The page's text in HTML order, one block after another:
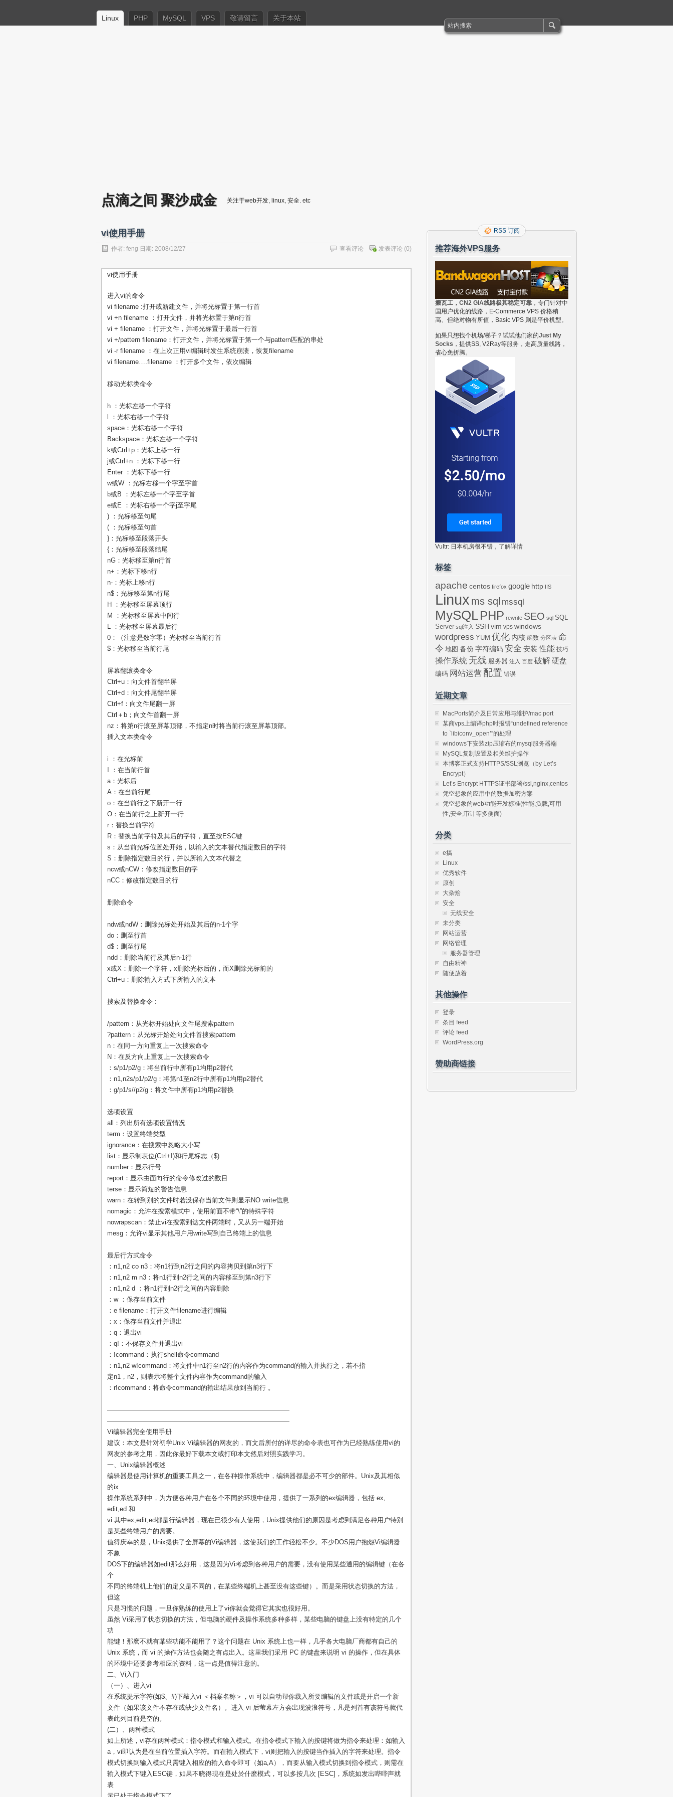
Linux PHP MySQL VPS 敬请留言 关于本站
点滴之间 聚沙成金 关注于web开发, linux, 安全. etc
vi使用手册
作者: feng 日期: 2008/12/27 发表评论 (0)
查看评论
vi使用手册
进入vi的命令
vi filename :打开或新建文件，并将光标置于第一行首
vi +n filename ：打开文件，并将光标置于第n行首
vi + filename ：打开文件，并将光标置于最后一行首
vi +/pattern filename：打开文件，并将光标置于第一个与pattern匹配的串处
vi -r filename ：在上次正用vi编辑时发生系统崩溃，恢复filename
vi filename….filename ：打开多个文件，依次编辑
移动光标类命令
h ：光标左移一个字符
l ：光标右移一个字符
space：光标右移一个字符
Backspace：光标左移一个字符
k或Ctrl+p：光标上移一行
j或Ctrl+n ：光标下移一行
Enter ：光标下移一行
w或W ：光标右移一个字至字首
b或B ：光标左移一个字至字首
e或E ：光标右移一个字j至字尾
) ：光标移至句尾
( ：光标移至句首
}：光标移至段落开头
{：光标移至段落结尾
nG：光标移至第n行首
n+：光标下移n行
n-：光标上移n行
n$：光标移至第n行尾
H ：光标移至屏幕顶行
M ：光标移至屏幕中间行
L ：光标移至屏幕最后行
0：（注意是数字零）光标移至当前行首
$：光标移至当前行尾
屏幕翻滚类命令
Ctrl+u：向文件首翻半屏
Ctrl+d：向文件尾翻半屏
Ctrl+f：向文件尾翻一屏
Ctrl＋b；向文件首翻一屏
nz：将第n行滚至屏幕顶部，不指定n时将当前行滚至屏幕顶部。
插入文本类命令
i ：在光标前
I ：在当前行首
a：光标后
A：在当前行尾
o：在当前行之下新开一行
O：在当前行之上新开一行
r：替换当前字符
R：替换当前字符及其后的字符，直至按ESC键
s：从当前光标位置处开始，以输入的文本替代指定数目的字符
S：删除指定数目的行，并以所输入文本代替之
ncw或nCW：修改指定数目的字
nCC：修改指定数目的行
删除命令
ndw或ndW：删除光标处开始及其后的n-1个字
do：删至行首
d$：删至行尾
ndd：删除当前行及其后n-1行
x或X：删除一个字符，x删除光标后的，而X删除光标前的
Ctrl+u：删除输入方式下所输入的文本
搜索及替换命令 :
/pattern：从光标开始处向文件尾搜索pattern
?pattern：从光标开始处向文件首搜索pattern
n：在同一方向重复上一次搜索命令
N：在反方向上重复上一次搜索命令
：s/p1/p2/g：将当前行中所有p1均用p2替代
：n1,n2s/p1/p2/g：将第n1至n2行中所有p1均用p2替代
：g/p1/s//p2/g：将文件中所有p1均用p2替换
选项设置
all：列出所有选项设置情况
term：设置终端类型
ignorance：在搜索中忽略大小写
list：显示制表位(Ctrl+I)和行尾标志（$)
number：显示行号
report：显示由面向行的命令修改过的数目
terse：显示简短的警告信息
warn：在转到别的文件时若没保存当前文件则显示NO write信息
nomagic：允许在搜索模式中，使用前面不带“\”的特殊字符
nowrapscan：禁止vi在搜索到达文件两端时，又从另一端开始
mesg：允许vi显示其他用户用write写到自己终端上的信息
最后行方式命令
：n1,n2 co n3：将n1行到n2行之间的内容拷贝到第n3行下
：n1,n2 m n3：将n1行到n2行之间的内容移至到第n3行下
：n1,n2 d ：将n1行到n2行之间的内容删除
：w ：保存当前文件
：e filename：打开文件filename进行编辑
：x：保存当前文件并退出
：q：退出vi
：q!：不保存文件并退出vi
：!command：执行shell命令command
：n1,n2 w!command：将文件中n1行至n2行的内容作为command的输入并执行之，若不指
定n1，n2，则表示将整个文件内容作为command的输入
：r!command：将命令command的输出结果放到当前行 。
————————————————————————————
————————————————————————————
Vi编辑器完全使用手册
建议：本文是针对初学Unix Vi编辑器的网友的，而文后所付的详尽的命令表也可作为已经熟练使用vi的
网友的参考之用，因此你最好下载本文或打印本文然后对照实践学习。
一、Unix编辑器概述
编辑器是使用计算机的重要工具之一，在各种操作系统中，编辑器都是必不可少的部件。Unix及其相似
的ix
操作系统系列中，为方便各种用户在各个不同的环境中使用，提供了一系列的ex编辑器，包括 ex,
edit,ed 和
vi.其中ex,edit,ed都是行编辑器，现在已很少有人使用，Unix提供他们的原因是考虑到满足各种用户特别
是某些终端用户的需要。
值得庆幸的是，Unix提供了全屏幕的Vi编辑器，这使我们的工作轻松不少。不少DOS用户抱怨Vi编辑器
不象
DOS下的编辑器如edit那么好用，这是因为Vi考虑到各种用户的需要，没有使用某些通用的编辑键（在各
个
不同的终端机上他们的定义是不同的，在某些终端机上甚至没有这些键）。而是采用状态切换的方法，
但这
只是习惯的问题，一旦你熟练的使用上了vi你就会觉得它其实也很好用。
虽然 Vi采用了状态切换的方法，但电脑的硬件及操作系统多种多样，某些电脑的键盘上没有特定的几个
功
能键！那麽不就有某些功能不能用了？这个问题在 Unix 系统上也一样，几乎各大电脑厂商都有自己的
Unix 系统，而 vi 的操作方法也会随之有点出入。这里我们采用 PC 的键盘来说明 vi 的操作，但在具体
的环境中还要参考相应的资料，这一点是值得注意的。
二、Vi入门
（一）、进入vi
在系统提示字符(如$、#)下敲入vi ＜档案名称＞，vi 可以自动帮你载入所要编辑的文件或是开启一个新
文件（如果该文件不存在或缺少文件名）。进入 vi 后萤幕左方会出现波浪符号，凡是列首有该符号就代
表此列目前是空的。
(二）、两种模式
如上所述，vi存在两种模式：指令模式和输入模式。在指令模式下输入的按键将做为指令来处理：如输入
a，vi即认为是在当前位置插入字符。而在输入模式下，vi则把输入的按键当作插入的字符来处理。指令
模式切换到输入模式只需键入相应的输入命令即可（如a,A），而要从输入模式切换到指令模式，则需在
输入模式下键入ESC键，如果不晓得现在是处於什麽模式，可以多按几次 [ESC]，系统如发出哔哔声就
表
RSS 订阅
推荐海外VPS服务
搬瓦工，CN2 GIA线路极其稳定可靠 ，专门针对中
国用户优化的线路，E-Commerce VPS 价格稍
高、但绝对物有所值，Basic VPS 则是平价机型。
如果只想找个机场/梯子？试试他们家的Just My
Socks ，提供SS, V2Ray等服务，走高质量线路，
省心免折腾。
Vultr: 日本机房很不错， 了解详情
标签
apache centos firefox google http IIS
Linux ms sql mssql
MySQLPHP rewrite SEO sql SQL
Server sql注入 SSH vim vps windows
wordpress YUM 优化 内核 函数 分区表 命
令 地图 备份 字符编码 安全 安装 性能 技巧
操作系统 无线 服务器 注入 百度 破解硬盘
编码 网站运营 配置 错误
近期文章
MacPorts简介及日常应用与维护/mac port
某商vps上编译php时报错“undefined reference
to `libiconv_open’”的处理
windows下安装zip压缩布的mysql服务器端
MySQL复制设置及相关维护操作
本博客正式支持HTTPS/SSL浏览（by Let’s
Encrypt）
Let’s Encrypt HTTPS证书部署/ssl,nginx,centos
凭空想象的应用中的数据加密方案
凭空想象的web功能开发标准(性能,负载,可用
性,安全,审计等多侧面)
分类
e搞
Linux
优秀软件
原创
大杂烩
安全
无线安全
未分类
网站运营
网络管理
服务器管理
自由精神
随便放着
其他操作
登录
条目 feed
评论 feed
WordPress.org
赞助商链接